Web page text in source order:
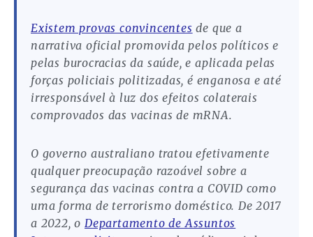
Existem provas convincentes de que a
narrativa oficial promovida pelos políticos e
pelas burocracias da saúde, e aplicada pelas
forças policiais politizadas, é enganosa e até
irresponsável à luz dos efeitos colaterais
comprovados das vacinas de mRNA.
O governo australiano tratou efetivamente
qualquer preocupação razoável sobre a
segurança das vacinas contra a COVID como
uma forma de terrorismo doméstico. De 2017
a 2022, o Departamento de Assuntos